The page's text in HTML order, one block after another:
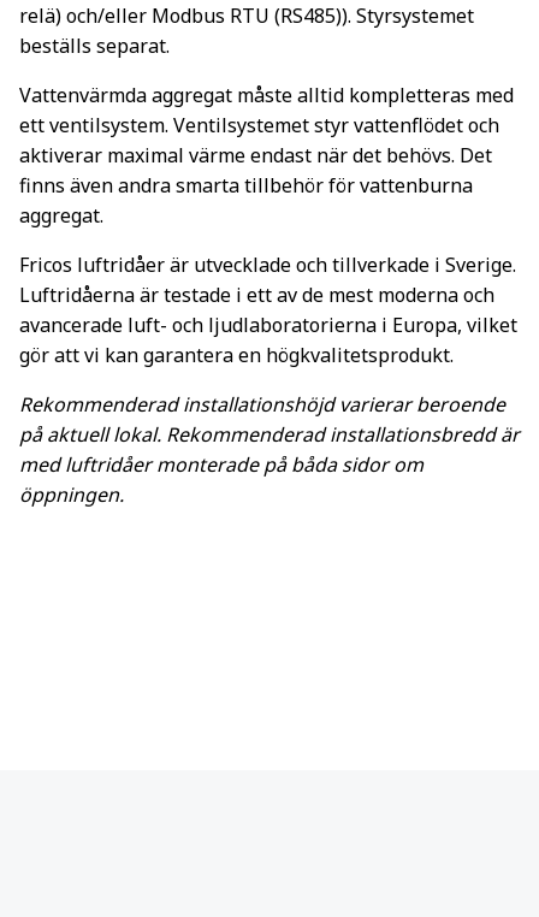
relä) och/eller Modbus RTU (RS485)). Styrsystemet
beställs separat.
Vattenvärmda aggregat måste alltid kompletteras med
ett ventilsystem. Ventilsystemet styr vattenflödet och
aktiverar maximal värme endast när det behövs. Det
finns även andra smarta tillbehör för vattenburna
aggregat.
Fricos luftridåer är utvecklade och tillverkade i Sverige.
Luftridåerna är testade i ett av de mest moderna och
avancerade luft- och ljudlaboratorierna i Europa, vilket
gör att vi kan garantera en högkvalitetsprodukt.
Rekommenderad installationshöjd varierar beroende
på aktuell lokal. Rekommenderad installationsbredd är
med luftridåer monterade på båda sidor om
öppningen.